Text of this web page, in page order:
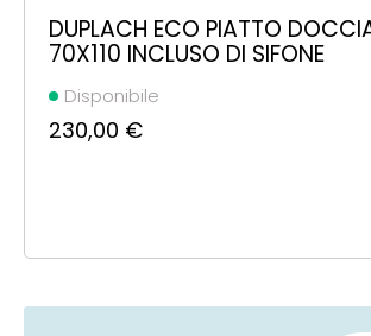
DUPLACH ECO PIATTO
70X110 INCLUSO DI SIFONE
Disponibile
230,00 €